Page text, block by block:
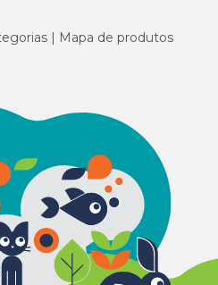
Mapa de produtos